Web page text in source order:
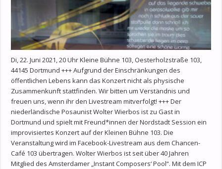
Di, 22. Juni 2021, 20 Uhr Kleine Bühne 103, Oesterholzstraße 103,
44145 Dortmund +++ Aufgrund der Einschränkungen des
öffentlichen Lebens kann das Konzert nicht als physische
Zusammenkunft stattfinden. Wir bitten um Verständnis und
freuen uns, wenn ihr den Livestream mitverfolgt! +++ Der
niederländische Posaunist Wolter Wierbos ist zu Gast in
Dortmund und spielt mit Freund*innen der Nordstadt Session ein
improvisiertes Konzert auf der Kleinen Bühne 103. Die
Veranstaltung wird im Facebook-Livestream aus dem Chancen-
Café 103 übertragen. Wolter Wierbos ist seit über 40 Jahren
Mitglied des Amsterdamer „Instant Composers‘ Pool“. Mit dem ICP